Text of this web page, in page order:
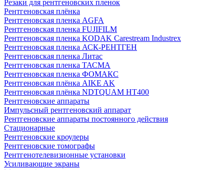
Резаки для рентгеновских пленок
Рентгеновская плёнка
Рентгеновская пленка AGFA
Рентгеновская пленка FUJIFILM
Рентгеновская пленка KODAK Carestream Industrex
Рентгеновская пленка АСК-РЕНТГЕН
Рентгеновская пленка Литас
Рентгеновская пленка ТАСМА
Рентгеновская пленка ФОМАКС
Рентгеновская плёнка AIKE AK
Рентгеновская плёнка NDTQUAM HT400
Рентгеновские аппараты
Импульсный рентгеновский аппарат
Рентгеновские аппараты постоянного действия
Стационарные
Рентгеновские кроулеры
Рентгеновские томографы
Рентгенотелевизионные установки
Усиливающие экраны